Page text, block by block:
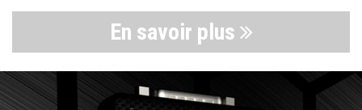
En savoir plus